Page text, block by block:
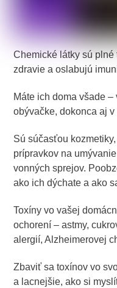
Chemické látky sú
zdravie a oslabujú
Máte ich doma všade
obývačke, dokonca aj v
Sú súčasťou
prípravkov na
vonných sprejov.
ako ich dýchate a ako
Toxíny vo vašej
ochorení – astmy,
alergií, Alzheimerovej
Zbaviť sa toxínov vo
a lacnejšie, ako si